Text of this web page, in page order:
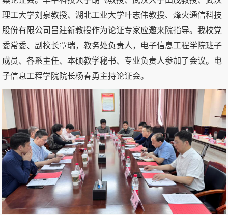
理工大学刘泉教授、湖北工业大学叶志伟教授、烽火通信科技
股份有限公司吕建新教授作为论证专家应邀来院指导。我校党
委常委、副校长覃瑞，教务处负责人，电子信息工程学院班子
成员、各系主任、本硕教学秘书、专业负责人参加了会议。电
子信息工程学院院长杨春勇主持论证会。